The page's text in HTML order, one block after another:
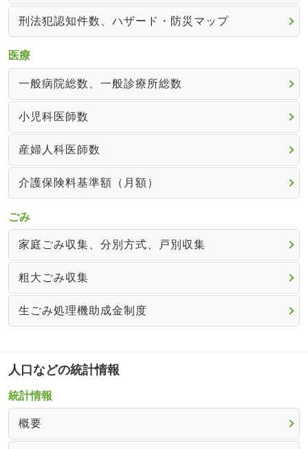
刑法犯認知件数、ハザード・防災マップ
医療
一般病院総数、一般診療所総数
小児科医師数
産婦人科医師数
介護保険料基準額（月額）
ごみ
家庭ごみ収集、分別方式、戸別収集
粗大ごみ収集
生ごみ処理機助成金制度
人口などの統計情報
統計情報
概要